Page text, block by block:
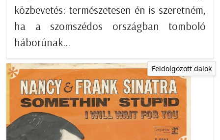
közbevetés: természetesen én is szeretném,
ha a szomszédos országban tomboló
háborúnak...
Feldolgozott dalok